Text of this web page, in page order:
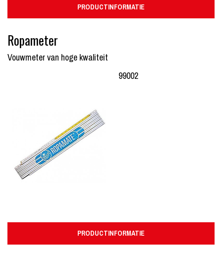
PRODUCTINFORMATIE
Ropameter
Vouwmeter van hoge kwaliteit
99002
PRODUCTINFORMATIE